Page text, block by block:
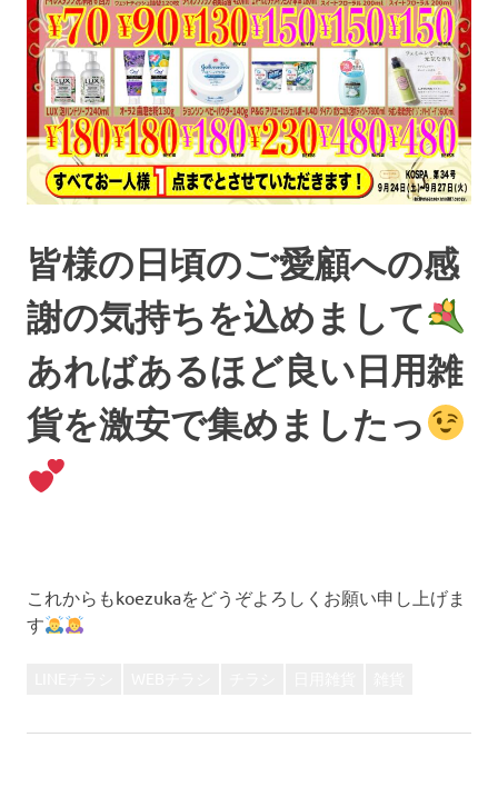
皆様の日頃のご愛顧への感
謝の気持ちを込めまして
あればあるほど良い日用雑
貨を激安で集めましたっ
これからもkoezukaをどうぞよろしくお願い申し上げま
す